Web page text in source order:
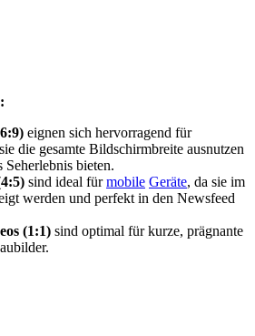
eignen sich hervorragend für
die gesamte Bildschirmbreite ausnutzen
bieten.
sind ideal fürmobile Geräte, da sie im
werden und perfekt in den Newsfeed
(1:1) sind optimal für kurze, prägnante